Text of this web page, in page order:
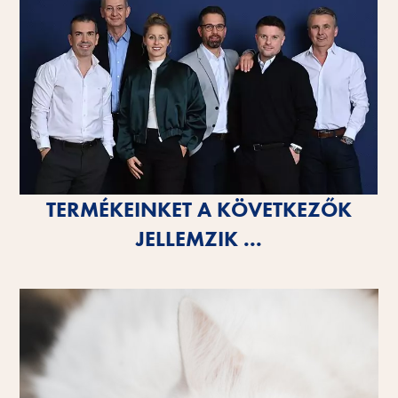
TERMÉKEINKET A KÖVETKEZŐK
JELLEMZIK ...